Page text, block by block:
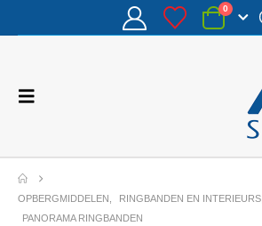
0
OPBERGMIDDELEN RINGBANDEN EN INTERIEURS
PANORAMA RINGBANDEN